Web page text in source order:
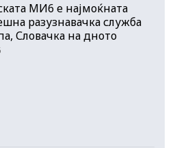
МИ6 е најмоќната
разузнавачка служба
Словачка на дното